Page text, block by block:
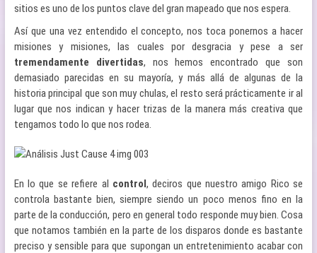
sitios es uno de los puntos clave del gran mapeado que nos espera.
Así que una vez entendido el concepto, nos toca ponernos a hacer
misiones y misiones, las cuales por desgracia y pese a ser
tremendamente divertidas, nos hemos encontrado que son
demasiado parecidas en su mayoría, y más allá de algunas de la
historia principal que son muy chulas, el resto será prácticamente ir al
lugar que nos indican y hacer trizas de la manera más creativa que
tengamos todo lo que nos rodea.
En lo que se refiere al control, deciros que nuestro amigo Rico se
controla bastante bien, siempre siendo un poco menos fino en la
parte de la conducción, pero en general todo responde muy bien. Cosa
que notamos también en la parte de los disparos donde es bastante
preciso y sensible para que supongan un entretenimiento acabar con